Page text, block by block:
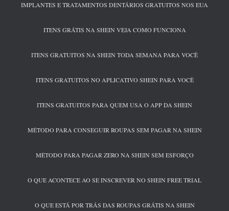
IMPLANTES E TRATAMENTOS DENTÁRIOS GRATUITOS NOS EUA
ITENS GRÁTIS NA SHEIN VEJA COMO FUNCIONA
ITENS GRATUITOS NA SHEIN TODA SEMANA PARA VOCÊ
ITENS GRATUITOS NO APLICATIVO SHEIN PARA VOCÊ
ITENS GRATUITOS PARA QUEM USA O APP DA SHEIN
MÉTODO PARA CONSEGUIR ROUPAS SEM PAGAR NA SHEIN
MÉTODO PARA PAGAR ZERO NA SHEIN SEM ESFORÇO
O QUE ACONTECE AO SE INSCREVER NO SHEIN FREE TRIAL
O QUE ESTÁ POR TRÁS DAS ROUPAS GRÁTIS NA SHEIN